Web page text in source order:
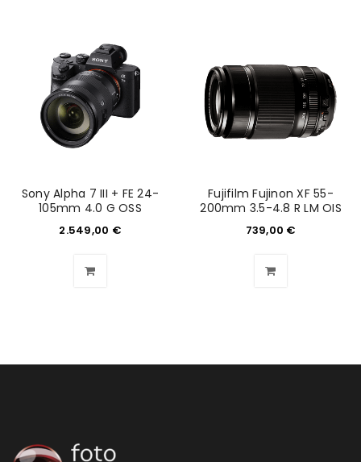
Sony Alpha 7 III + FE 24-
105mm 4.0 G OSS
2.549,00 €
Fujifilm Fujinon XF 55-
200mm 3.5-4.8 R LM OIS
739,00 €